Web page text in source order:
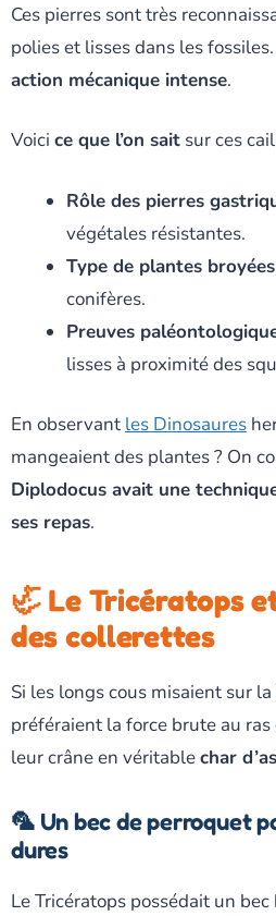
Ces pierres sont très
polies et lisses dans les fossiles.
action mécanique intense.
Voici ce que l’on sait sur ces
Rôle des pierres
végétales résistantes.
Type de plantes broyées
conifères.
Preuves
lisses à proximité des
En observant les Dinosaures
mangeaient des plantes ? On
Diplodocus avait une
ses repas.
🦏 Le Tricératops
des collerettes
Si les longs cous misaient sur
préféraient la force brute au
leur crâne en véritablechar
🦜 Un bec de perroquet
dures
Le Tricératops possédait un bec